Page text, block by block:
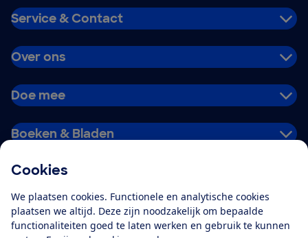
Cookies
We plaatsen cookies. Functionele en analytische cookies
plaatsen we altijd. Deze zijn noodzakelijk om bepaalde
functionaliteiten goed te laten werken en gebruik te kunnen
Service & Contact
Over ons
Doe mee
Boeken & Bladen